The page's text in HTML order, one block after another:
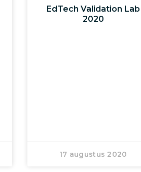
EdTech Validation Lab
2020
17 augustus 2020